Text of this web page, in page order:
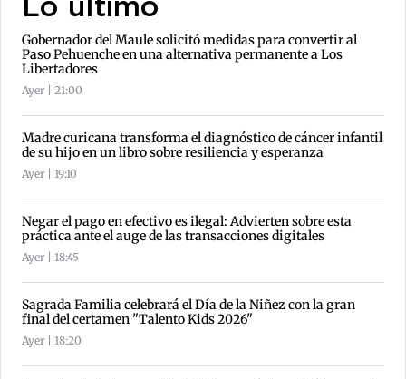
Lo último
Gobernador del Maule solicitó medidas para convertir al
Paso Pehuenche en una alternativa permanente a Los
Libertadores
Ayer | 21:00
Madre curicana transforma el diagnóstico de cáncer infantil
de su hijo en un libro sobre resiliencia y esperanza
Ayer | 19:10
Negar el pago en efectivo es ilegal: Advierten sobre esta
práctica ante el auge de las transacciones digitales
Ayer | 18:45
Sagrada Familia celebrará el Día de la Niñez con la gran
final del certamen "Talento Kids 2026"
Ayer | 18:20